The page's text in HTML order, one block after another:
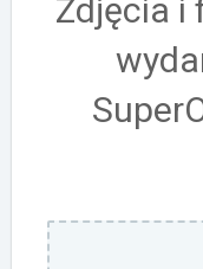
Zdjęcia i